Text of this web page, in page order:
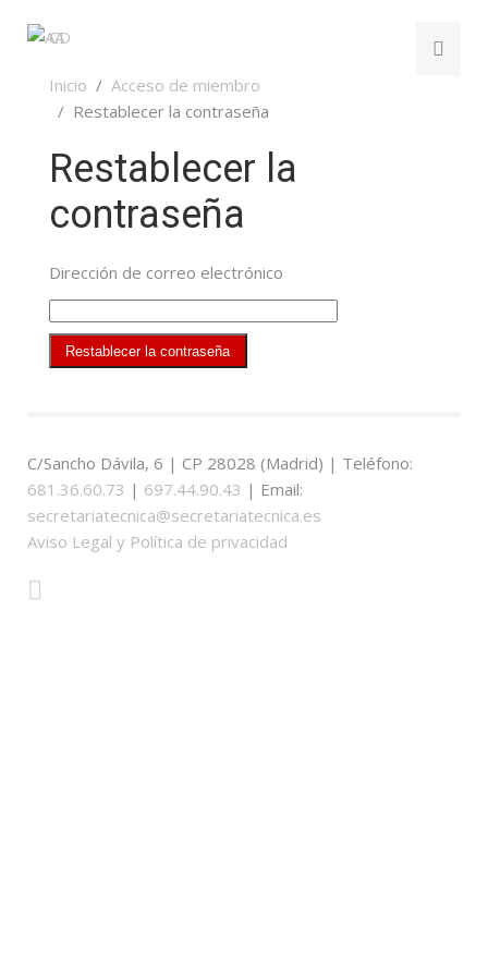
Inicio
Acceso de miembro
Restablecer la contraseña
Restablecer la
contraseña
Dirección de correo electrónico
C/Sancho Dávila, 6 | CP 28028 (Madrid) | Teléfono:
681.36.60.73 | 697.44.90.43 | Email:
secretariatecnica@secretariatecnica.es
Aviso Legal y Política de privacidad